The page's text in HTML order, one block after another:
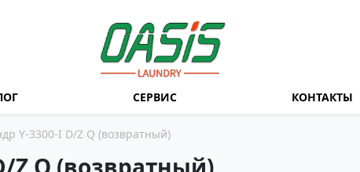
СЕРВИС КОНТАКТЫ
Y-3300-I D/Z Q (возвратный)